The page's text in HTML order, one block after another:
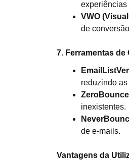
experiências
VWO
de
7. Ferramentas de
reduzindo
inexistentes.
de e-mails.
Vantagens da